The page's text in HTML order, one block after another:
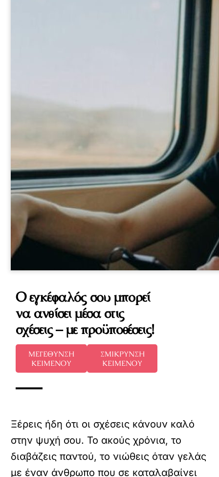
Ο εγκέφαλός σου μπορεί
να ανθίσει μέσα στις
σχέσεις – με προϋποθέσεις!
ΜΕΓΕΘΥΝΣΗ
ΚΕΙΜΕΝΟΥ
ΣΜΙΚΡΥΝΣΗ
ΚΕΙΜΕΝΟΥ
Ξέρεις ήδη ότι οι σχέσεις κάνουν καλό
στην ψυχή σου. Το ακούς χρόνια, το
διαβάζεις παντού, το νιώθεις όταν γελάς
με έναν άνθρωπο που σε καταλαβαίνει